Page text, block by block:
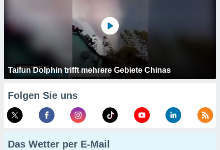
Taifun Dolphin trifft mehrere Gebiete Chinas
Folgen Sie uns
Das Wetter per E-Mail